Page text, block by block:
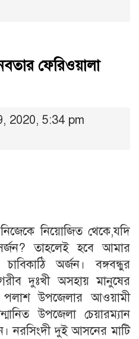
ফেরিওয়ালা
2020, 5:34 pm
নিয়োজিত থেকে,যদি
তাহলেই হবে আমার
অর্জন। বঙ্গবন্ধুর
দুঃখী অসহায় মানুষের
উপজেলার আওয়ামী
উপজেলা চেয়ারম্যান
নরসিংদী দুই আসনের মাটি